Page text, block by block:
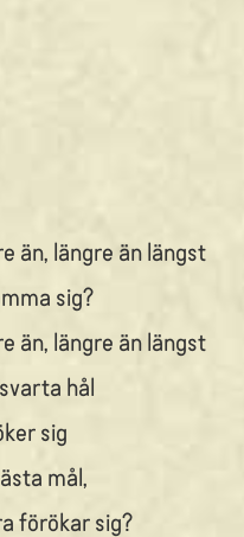
än, längre än längst
sig?
än, längre än längst
hål
sig
mål,
förökar sig?